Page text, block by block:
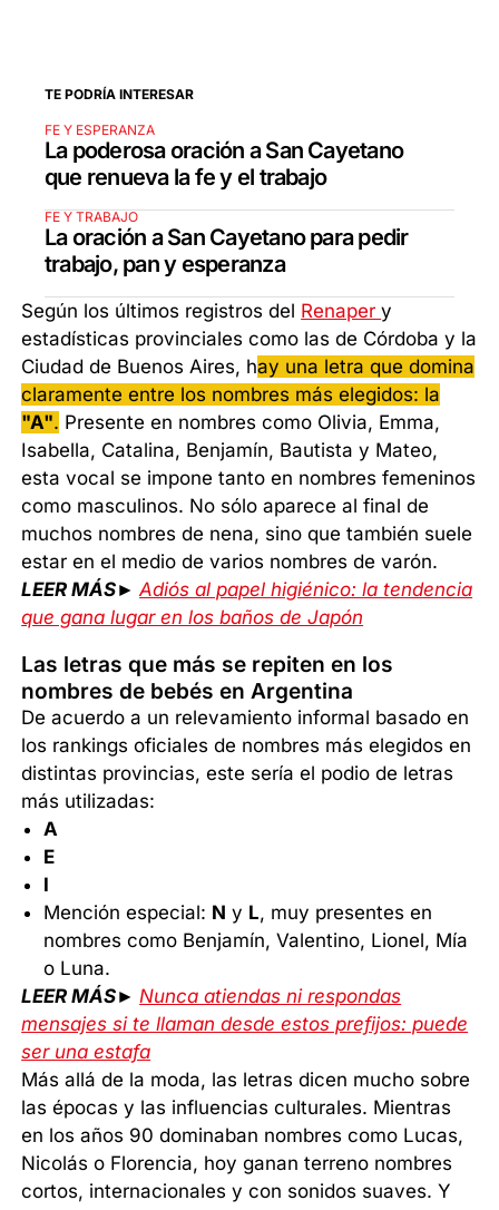
TE PODRÍA INTERESAR
FE Y ESPERANZA
La poderosa oración a San Cayetano
que renueva la fe y el trabajo
FE Y TRABAJO
La oración a San Cayetano para pedir
trabajo, pan y esperanza
Según los últimos registros del Renapery
estadísticas provinciales como las de Córdoba y la
Ciudad de Buenos Aires, hay una letra que domina
claramente entre los nombres más elegidos: la
"A". Presente en nombres como Olivia, Emma,
Isabella, Catalina, Benjamín, Bautista y Mateo,
esta vocal se impone tanto en nombres femeninos
como masculinos. No sólo aparece al final de
muchos nombres de nena, sino que también suele
estar en el medio de varios nombres de varón.
LEER MÁS►Adiós al papel higiénico: la tendencia
que gana lugar en los baños de Japón
Las letras que más se repiten en los
nombres de bebés en Argentina
De acuerdo a un relevamiento informal basado en
los rankings oficiales de nombres más elegidos en
distintas provincias, este sería el podio de letras
más utilizadas:
A
E
I
Mención especial: N y L, muy presentes en
nombres como Benjamín, Valentino, Lionel, Mía
o Luna.
LEER MÁS►Nunca atiendas ni respondas
mensajes si te llaman desde estos prefijos: puede
ser una estafa
Más allá de la moda, las letras dicen mucho sobre
las épocas y las influencias culturales. Mientras
en los años 90 dominaban nombres como Lucas,
Nicolás o Florencia, hoy ganan terreno nombres
cortos, internacionales y con sonidos suaves. Y